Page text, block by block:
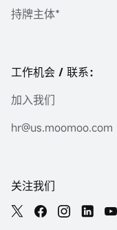
持牌主体*
工作机会 / 联系：
加入我们
hr@us.moomoo.com
关注我们